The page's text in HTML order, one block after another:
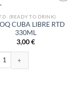
(READY TO DRINK)
CUBA LIBRE RTD
330ML
3,00€
CUBA LIBRE RTD 330ML